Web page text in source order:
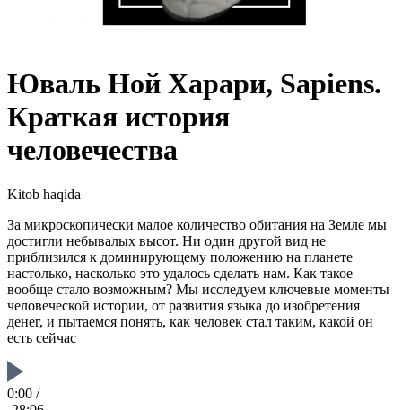
Юваль Ной Харари, Sapiens.
Краткая история
человечества
Kitob haqida
За микроскопически малое количество обитания на Земле мы
достигли небывалых высот. Ни один другой вид не
приблизился к доминирующему положению на планете
настолько, насколько это удалось сделать нам. Как такое
вообще стало возможным? Мы исследуем ключевые моменты
человеческой истории, от развития языка до изобретения
денег, и пытаемся понять, как человек стал таким, какой он
есть сейчас
0:00 /